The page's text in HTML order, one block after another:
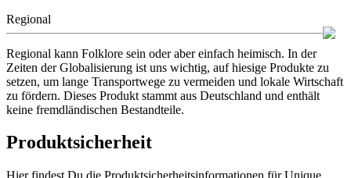
Regional
Regional kann Folklore sein oder aber einfach heimisch. In der
Zeiten der Globalisierung ist uns wichtig, auf hiesige Produkte zu
setzen, um lange Transportwege zu vermeiden und lokale Wirtschaft
zu fördern. Dieses Produkt stammt aus Deutschland und enthält
keine fremdländischen Bestandteile.
Produktsicherheit